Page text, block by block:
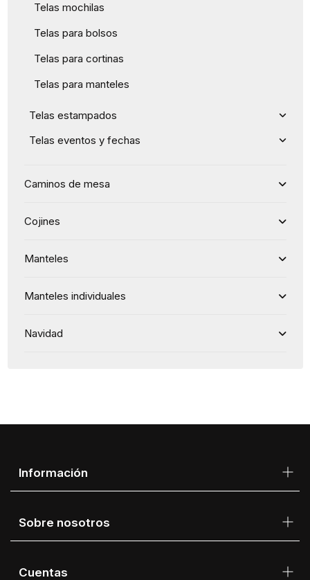
Telas mochilas
Telas para bolsos
Telas para cortinas
Telas para manteles
Telas estampados
Telas eventos y fechas
Caminos de mesa
Cojines
Manteles
Manteles individuales
Navidad
Información
Sobre nosotros
Cuentas